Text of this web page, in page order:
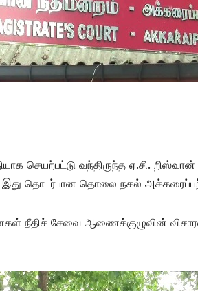
செயற்பட்டு வந்திருந்த ஏ.சி.
இது தொடர்பான தொலை நகல்
நீதிச் சேவை ஆணைக்குழுவின்